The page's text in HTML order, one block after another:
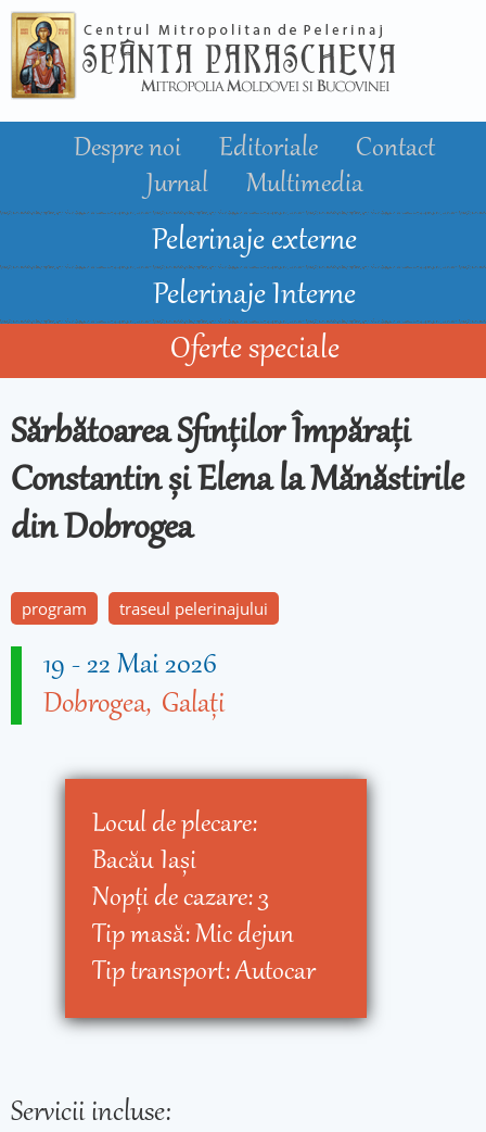
conţinutul
principal
Despre noi Editoriale
Contact
Jurnal
Multimedia
Pelerinaje externe
Pelerinaje Interne
Oferte speciale
Sărbătoarea Sfinților Împărați
Constantin și Elena la Mănăstirile
din Dobrogea
program traseul pelerinajului
19 -22 Mai 2026
Dobrogea Galați
Locul de plecare:
Bacău Iaşi
Nopţi de cazare:3
Tip masă:Mic dejun
Tip transport:Autocar
Servicii incluse: